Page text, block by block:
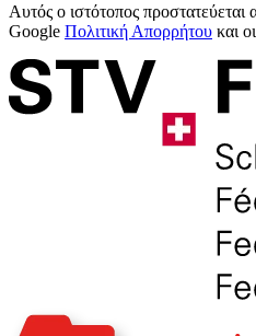
Αυτός ο ιστότοπος
Google Πολιτική Απορρήτου και